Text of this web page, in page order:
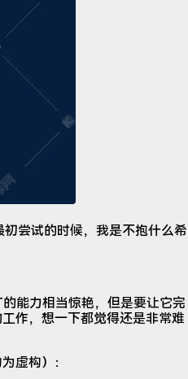
尝试的时候，我是不抱什么希
能力相当惊艳，但是要让它完
作，想一下都觉得还是非常难
虚构）：